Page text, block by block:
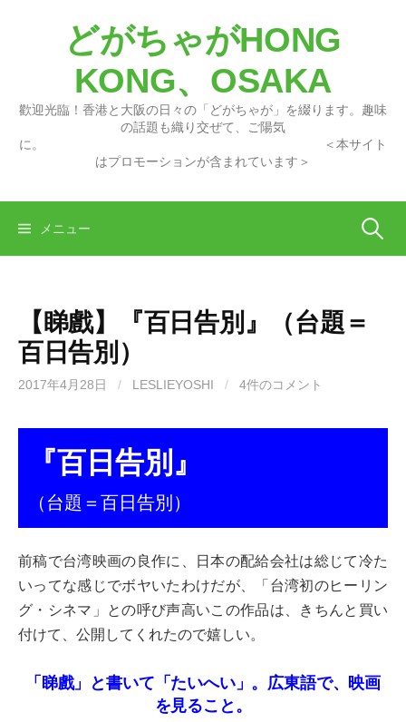
どがちゃがHONG
KONG、OSAKA
歡迎光臨！香港と大阪の日々の「どがちゃが」を綴ります。趣味
の話題も織り交ぜて、ご陽気
に。 ＜本サイト
はプロモーションが含まれています＞
メニュー 検
【睇戲】『百日告別』（台題＝
百日告別）
2017年4月28日 / LESLIEYOSHI / 4件のコメント
『百日告別』
（台題＝百日告別）
前稿で台湾映画の良作に、日本の配給会社は総じて冷た
いってな感じでボヤいたわけだが、「台湾初のヒーリン
グ・シネマ」との呼び声高いこの作品は、きちんと買い
付けて、公開してくれたので嬉しい。
「睇戲」と書いて「たいへい」。広東語で、映画
を見ること 。